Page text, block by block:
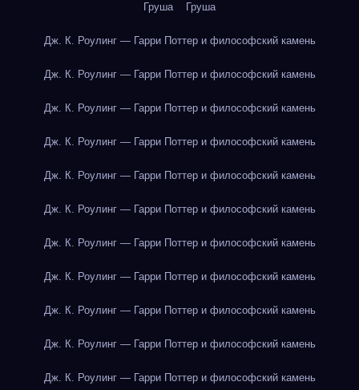
Груша Груша
Дж. К. Роулинг — Гарри Поттер и философский камень
Дж. К. Роулинг — Гарри Поттер и философский камень
Дж. К. Роулинг — Гарри Поттер и философский камень
Дж. К. Роулинг — Гарри Поттер и философский камень
Дж. К. Роулинг — Гарри Поттер и философский камень
Дж. К. Роулинг — Гарри Поттер и философский камень
Дж. К. Роулинг — Гарри Поттер и философский камень
Дж. К. Роулинг — Гарри Поттер и философский камень
Дж. К. Роулинг — Гарри Поттер и философский камень
Дж. К. Роулинг — Гарри Поттер и философский камень
Дж. К. Роулинг — Гарри Поттер и философский камень